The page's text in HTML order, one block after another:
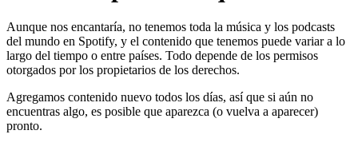
Aunque nos encantaría, no tenemos toda la música y los podcasts
del mundo en Spotify, y el contenido que tenemos puede variar a lo
largo del tiempo o entre países. Todo depende de los permisos
otorgados por los propietarios de los derechos.
Agregamos contenido nuevo todos los días, así que si aún no
encuentras algo, es posible que aparezca (o vuelva a aparecer)
pronto.